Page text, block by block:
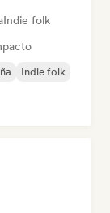
Indie folk
Indie folk